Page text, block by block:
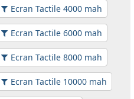
Ecran Tactile 4000 mah
Ecran Tactile 6000 mah
Ecran Tactile 8000 mah
Ecran Tactile 10000 mah